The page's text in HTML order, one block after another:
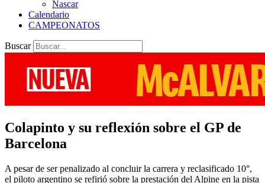
Nascar
Calendario
CAMPEONATOS
Buscar
Colapinto y su reflexión sobre el GP de
Barcelona
A pesar de ser penalizado al concluir la carrera y reclasificado 10°,
el piloto argentino se refirió sobre la prestación del Alpine en la pista